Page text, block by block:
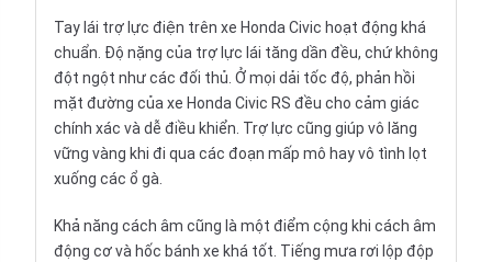
Tay lái trợ lực điện trên xe Honda Civic hoạt động khá
chuẩn. Độ nặng của trợ lực lái tăng dần đều, chứ không
đột ngột như các đối thủ. Ở mọi dải tốc độ, phản hồi
mặt đường của xe Honda Civic RS đều cho cảm giác
chính xác và dễ điều khiển. Trợ lực cũng giúp vô lăng
vững vàng khi đi qua các đoạn mấp mô hay vô tình lọt
xuống các ổ gà.
Khả năng cách âm cũng là một điểm cộng khi cách âm
động cơ và hốc bánh xe khá tốt. Tiếng mưa rơi lộp độp